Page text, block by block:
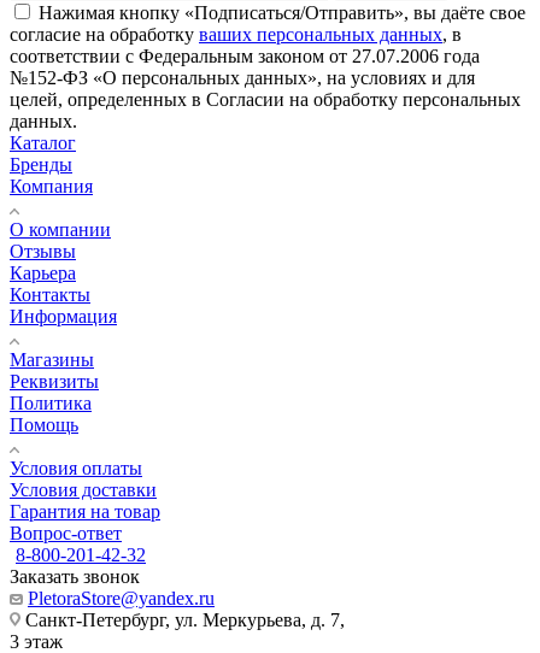
Нажимая кнопку «Подписаться/Отправить», вы даёте свое
согласие на обработку ваших персональных данных, в
соответствии с Федеральным законом от 27.07.2006 года
№152-ФЗ «О персональных данных», на условиях и для
целей, определенных в Согласии на обработку персональных
данных.
Каталог
Бренды
Компания
О компании
Отзывы
Карьера
Контакты
Информация
Магазины
Реквизиты
Политика
Помощь
Условия оплаты
Условия доставки
Гарантия на товар
Вопрос-ответ
8-800-201-42-32
Заказать звонок
PletoraStore@yandex.ru
Санкт-Петербург, ул. Меркурьева, д. 7,
3 этаж